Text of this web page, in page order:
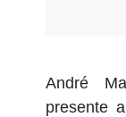
André
presente